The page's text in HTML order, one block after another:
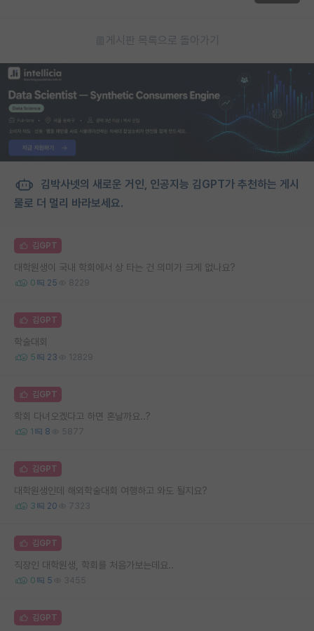
게시판 목록으로 돌아가기
김박사넷의 새로운 거인, 인공지능 김GPT가 추천하는 게시
물로 더 멀리 바라보세요.
김GPT
대학원생이 국내 학회에서 상 타는 건 의미가 크게 없나요?
0 25 8229
김GPT
학술대회
5 23 12829
김GPT
학회 다녀오겠다고 하면 혼날까요..?
1 8 5877
김GPT
대학원생인데 해외학술대회 여행하고 와도 될지요?
3 20 7323
김GPT
직장인 대학원생, 학회를 처음가보는데요..
0 5 3455
김GPT